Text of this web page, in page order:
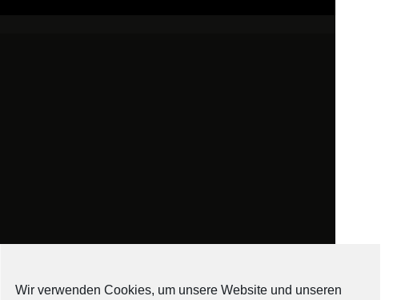
Wir verwenden Cookies, um unsere Website und unseren